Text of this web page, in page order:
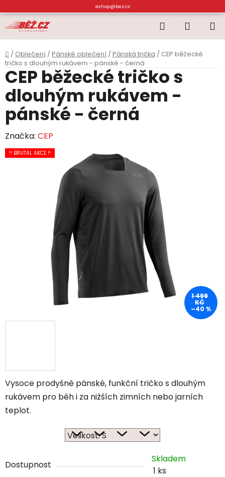
na
obsah
eshop@bez.cz
Hledat
KOŠÍK
Domů
/ Oblečení / Pánské oblečení / Pánská trička / CEP běžecké
tričko s dlouhým rukávem - pánské - černá
Vysoce prodyšné pánské, funkční tričko s dlouhým
rukávem pro běh i za nižších zimních nebo jarních
teplot.
Dostupnost
Skladem
1 ks
CEP běžecké tričko s
dlouhým rukávem -
pánské - černá
Značka: CEP
!! BRUTAL AKCE !!
1 499
KČ
–40 %